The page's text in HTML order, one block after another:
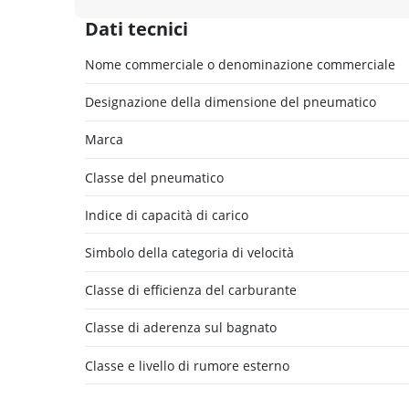
Dati tecnici
Nome commerciale o denominazione commerciale
Designazione della dimensione del pneumatico
Marca
Classe del pneumatico
Indice di capacità di carico
Simbolo della categoria di velocità
Classe di efficienza del carburante
Classe di aderenza sul bagnato
Classe e livello di rumore esterno